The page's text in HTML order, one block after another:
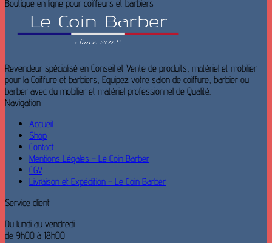
Ce
plusieurs
options
peuvent
être
choisies
page
produit
Boutique en ligne pour coiffeurs et barbiers
Revendeur spécialisé en Conseil et Vente de produits, matériel et mobilier
pour la Coiffure et barbiers, Équipez votre salon de coiffure, barbier ou
barber avec du mobilier et matériel professionnel de Qualité.
Navigation
Accueil
Shop
Contact
Mentions Légales – Le Coin Barber
CGV
Livraison et Expédition – Le Coin Barber
Service client
Du lundi au vendredi
de 9h00 à 18h00